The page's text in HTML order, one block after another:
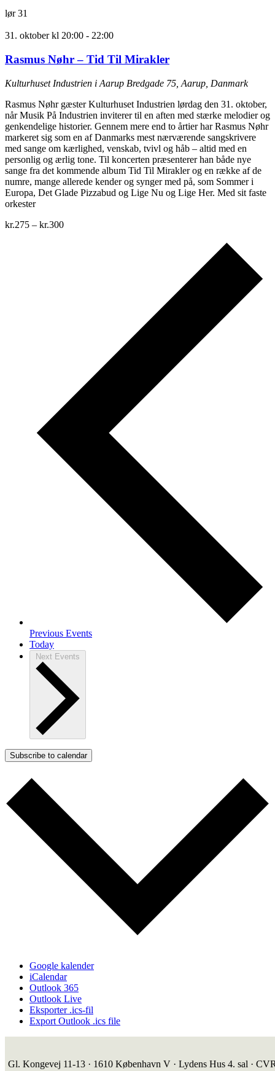
lør31
31. oktober kl 20:00 - 22:00
Rasmus Nøhr – Tid Til Mirakler
Kulturhuset Industrien i Aarup Bredgade 75, Aarup, Danmark
Rasmus Nøhr gæster Kulturhuset Industrien lørdag den 31. oktober,
når Musik På Industrien inviterer til en aften med stærke melodier og
genkendelige historier. Gennem mere end to årtier har Rasmus Nøhr
markeret sig som en af Danmarks mest nærværende sangskrivere
med sange om kærlighed, venskab, tvivl og håb – altid med en
personlig og ærlig tone. Til koncerten præsenterer han både nye
sange fra det kommende album Tid Til Mirakler og en række af de
numre, mange allerede kender og synger med på, som Sommer i
Europa, Det Glade Pizzabud og Lige Nu og Lige Her. Med sit faste
orkester
kr.275 – kr.300
Previous Events
Today
Next Events
Subscribe to calendar
Google kalender
iCalendar
Outlook 365
Outlook Live
Eksporter .ics-fil
Export Outlook .ics file
Gl. Kongevej 11-13 · 1610 København V · Lydens Hus 4. sal ·